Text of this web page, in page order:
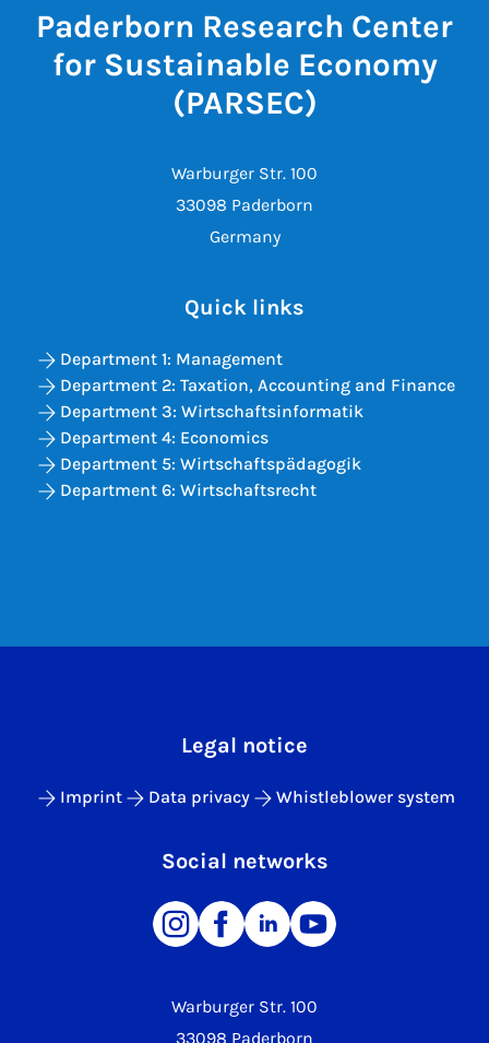
Paderborn Research Center
for Sustainable Economy
(PARSEC)
Warburger Str. 100
33098 Paderborn
Germany
Quick links
Department 1: Management
Department 2: Taxation, Accounting and Finance
Department 3: Wirtschaftsinformatik
Department 4: Economics
Department 5: Wirtschaftspädagogik
Department 6: Wirtschaftsrecht
Warburger Str. 100
33098 Paderborn
Legal notice
Imprint Data privacy Whistleblower system
Social networks